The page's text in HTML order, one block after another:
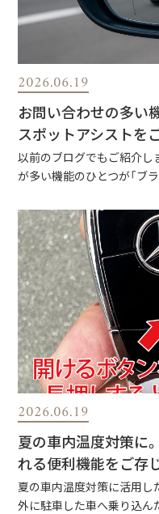
2026.06.19
お問い合わせの多い
スポットアシストを
以前のブログでもご紹介し
が多い機能のひとつが「ブ
2026.06.19
夏の車内温度対策に
れる便利機能をご存
夏の車内温度対策に活用し
外に駐車した車へ乗り込ん